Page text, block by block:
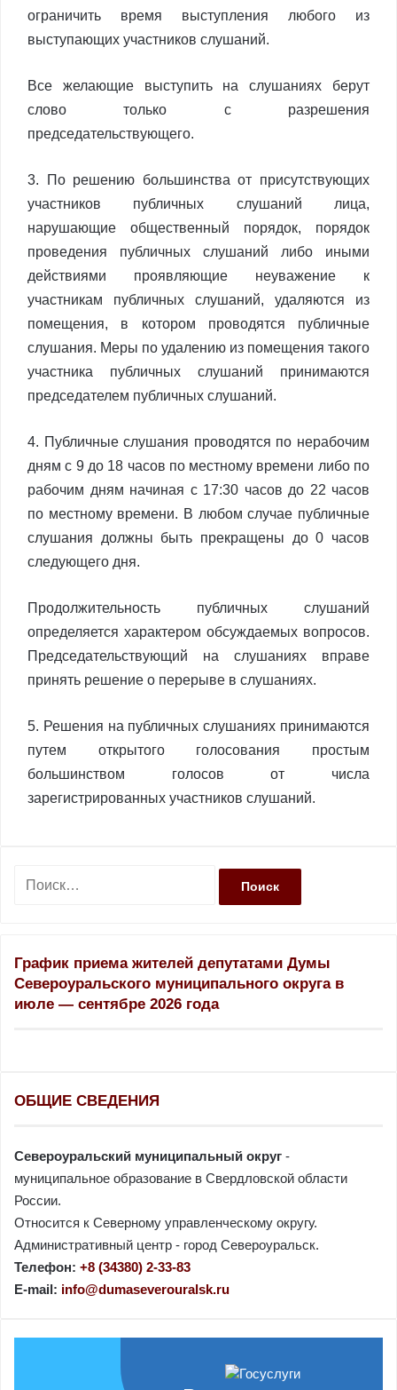
ограничить время выступления любого из
выступающих участников слушаний.
Все желающие выступить на слушаниях берут
слово только с разрешения
председательствующего.
3. По решению большинства от присутствующих
участников публичных слушаний лица,
нарушающие общественный порядок, порядок
проведения публичных слушаний либо иными
действиями проявляющие неуважение к
участникам публичных слушаний, удаляются из
помещения, в котором проводятся публичные
слушания. Меры по удалению из помещения такого
участника публичных слушаний принимаются
председателем публичных слушаний.
4. Публичные слушания проводятся по нерабочим
дням с 9 до 18 часов по местному времени либо по
рабочим дням начиная с 17:30 часов до 22 часов
по местному времени. В любом случае публичные
слушания должны быть прекращены до 0 часов
следующего дня.
Продолжительность публичных слушаний
определяется характером обсуждаемых вопросов.
Председательствующий на слушаниях вправе
принять решение о перерыве в слушаниях.
5. Решения на публичных слушаниях принимаются
путем открытого голосования простым
большинством голосов от числа
зарегистрированных участников слушаний.
:График приема жителей депутатами Думы
Североуральского муниципального округа в
июле — сентябре 2026 года
ОБЩИЕ СВЕДЕНИЯ
Североуральский муниципальный округ -
муниципальное образование в Свердловской области
России.
Относится к Северному управленческому округу.
Административный центр - город Североуральск.
Телефон: +8 (34380) 2-33-83
E-mail: info@dumaseverouralsk.ru